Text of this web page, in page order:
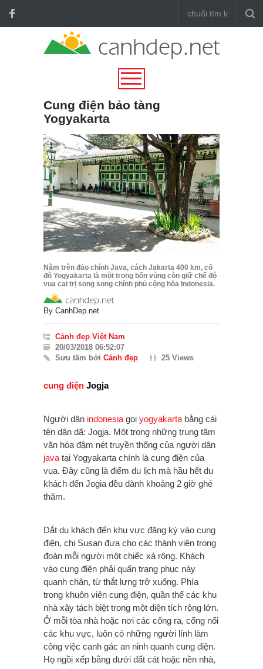
Cung điện bảo tàng
Yogyakarta
Nằm trên đảo chính Java, cách Jakarta 400 km, cố
đô Yogyakarta là một trong bốn vùng còn giữ chế độ
vua cai trị song song chính phủ cộng hòa Indonesia.
By CanhDep.net
Cảnh đẹp Việt Nam
20/03/2018 06:52:07
Sưu tầm bởi Cảnh đẹp 25 Views
cung điện Jogja
Người dân indonesia gọi yogyakarta bằng cái
tên dân dã: Jogja. Một trong những trung tâm
văn hóa đậm nét truyền thống của người dân
java tại Yogyakarta chính là cung điện của
vua. Đây cũng là điểm du lịch mà hầu hết du
khách đến Jogia đều dành khoảng 2 giờ ghé
thăm.
Dắt du khách đến khu vực đăng ký vào cung
điện, chị Susan đưa cho các thành viên trong
đoàn mỗi người một chiếc xà rông. Khách
vào cung điện phải quấn trang phục này
quanh chân, từ thắt lưng trở xuống. Phía
trong khuôn viên cung điện, quần thể các khu
nhà xây tách biệt trong một diện tích rộng lớn.
Ở mỗi tòa nhà hoặc nơi các cổng ra, cổng nối
các khu vực, luôn có những người lính làm
công việc canh gác an ninh quanh cung điện.
Họ ngồi xếp bằng dưới đất cát hoặc nền nhà,